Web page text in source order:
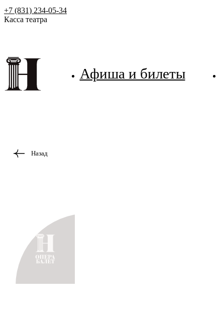
+7 (831) 234-05-34
Касса театра
Афиша и билеты
Назад